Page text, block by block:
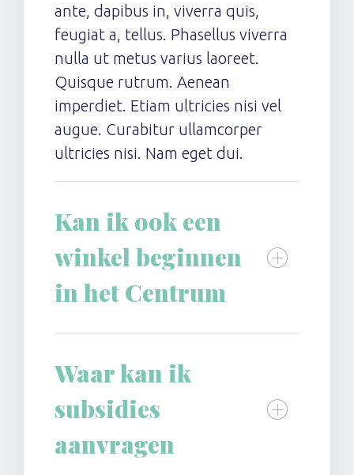
ante, dapibus in, viverra quis,
feugiat a, tellus. Phasellus viverra
nulla ut metus varius laoreet.
Quisque rutrum. Aenean
imperdiet. Etiam ultricies nisi vel
augue. Curabitur ullamcorper
ultricies nisi. Nam eget dui.
Kan ik ook een
winkel beginnen
in het Centrum
Waar kan ik
subsidies
aanvragen